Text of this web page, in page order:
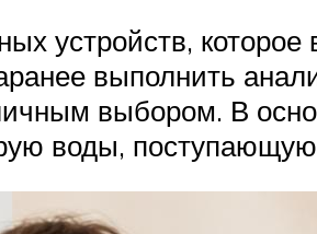
устройств,
выполнить
выбором. В
воды,